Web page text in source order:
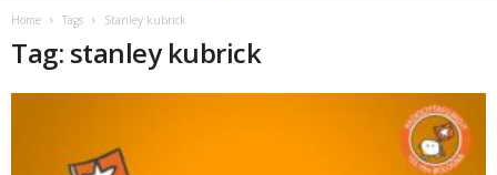
Home Tags Stanley kubrick
Tag: stanley kubrick